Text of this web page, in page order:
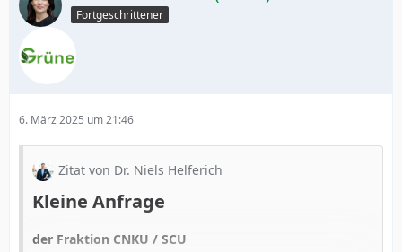
Fortgeschrittener
6. März 2025 um 21:46
Zitat von Dr. Niels Helferich
Kleine Anfrage
der Fraktion CNKU / SCU